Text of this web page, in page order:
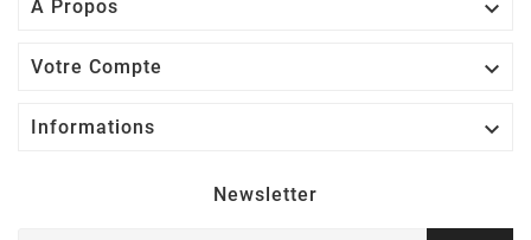
A Propos 
Votre Compte 
Informations 
Newsletter